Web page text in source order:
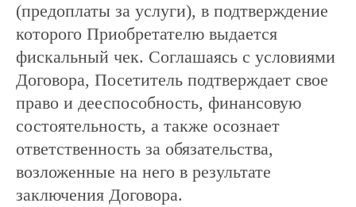
(предоплаты за услуги), в подтверждение
которого Приобретателю выдается
фискальный чек. Соглашаясь с условиями
Договора, Посетитель подтверждает свое
право и дееспособность, финансовую
состоятельность, а также осознает
ответственность за обязательства,
возложенные на него в результате
заключения Договора.